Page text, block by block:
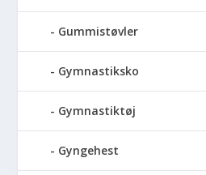
Gummistøvler
Gymnastiksko
Gymnastiktøj
Gyngehest